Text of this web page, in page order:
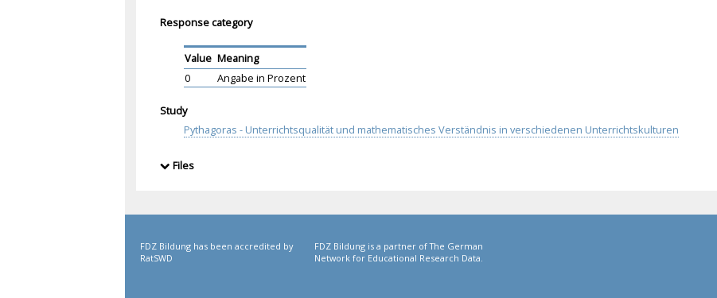
Response category
Value Meaning
0
Angabe in Prozent
Study
Pythagoras - Unterrichtsqualität und mathematisches Verständnis in verschiedenen Unterrichtskulturen
Files
FDZ Bildung has been accredited by
RatSWD
FDZ Bildung is a partner of The German
Network for Educational Research Data.